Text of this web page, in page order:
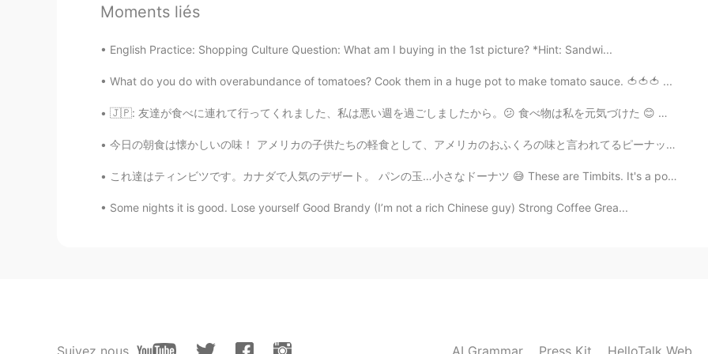
JP EN
Jane 2020.09.05 00:52
your comment 😁
Jane 2020.09.05 00:51
EN KR JP CN
Moments liés
English Practice: Shopping Culture Question: What am I buying in the 1st picture? *Hint: Sandwi...
What do you do with overabundance of tomatoes? Cook them in a huge pot to make tomato sauce. 🍅🍅🍅 ...
🇯🇵: 友達が食べに連れて行ってくれました、私は悪い週を過ごしましたから。😕 食べ物は私を元気づけた 😊 🇬🇧: My friend took me out to eat because I h...
今日の朝食は懐かしいの味！ アメリカの子供たちの軽食として、アメリカのおふくろの味と言われてるピーナッツバターとジェリーのサンドイッチ🥪 略称「PB＆J」というのがある🥜🍓 名前がもう可愛い。 ...
これ達はティンビツです。カナダで人気のデザート。 パンの玉…小さなドーナツ 😅 These are Timbits. It's a popular treat in Canada. It'...
Some nights it is good. Lose yourself Good Brandy (I’m not a rich Chinese guy) Strong Coffee Grea...
Suivez nous AI Grammar Press Kit HelloTalk Web